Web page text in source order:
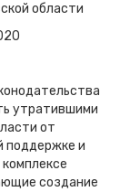
области
утратившими
от
поддержке и
создание